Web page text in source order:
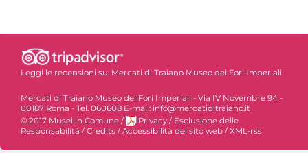
Leggi le recensioni su: Mercati di Traiano Museo dei Fori Imperiali
Mercati di Traiano Museo dei Fori Imperiali - Via IV Novembre 94 -
00187 Roma - Tel. 060608 E-mail: info@mercatiditraiano.it
© 2017 Musei in Comune / Privacy / Esclusione delle
Responsabilità /Credits /Accessibilità del sito web /XML-rss